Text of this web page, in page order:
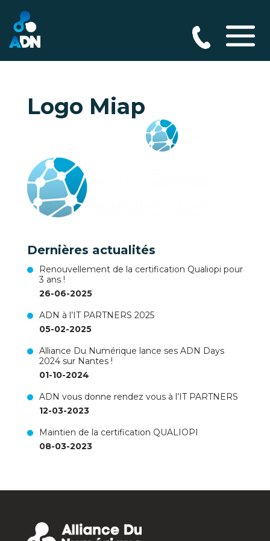
Logo Miap
Dernières actualités
Renouvellement de la certification Qualiopi pour
3 ans !
26-06-2025
ADN à l’IT PARTNERS 2025
05-02-2025
Alliance Du Numérique lance ses ADN Days
2024 sur Nantes !
01-10-2024
ADN vous donne rendez vous à l’IT PARTNERS
12-03-2023
Maintien de la certification QUALIOPI
08-03-2023